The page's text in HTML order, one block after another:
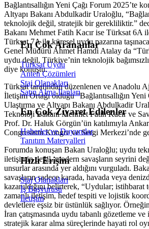
En Çok Arananlar
Türksat Uydu
Anten Çözümleri
Staj Olanakları
Satın Alma İlanları
En Çok Ziyaret Edilenler
Haberler ve Duyurular
Tanıtım Materyalleri
Hızlı Erişim
Staj Olanakları
İş Başvurusu
İletişim
Bağlantısallığın Yeni Çağı Forum 2025’te
Altyapı Bakanı Abdulkadir Uraloğlu,
teknolojik değil, stratejik bir gerekliliktir.”
Bakanı Mehmet Fatih Kacır ise Türksat 6A ile
Türksat 7A ile küresel uydu pazarına
Genel Müdürü Ahmet Hamdi Atalay da
uydu değil, Türkiye’nin teknolojik
diye konuştu.
Türksat tarafından düzenlenen ve Anadolu
İletişim Ortağı olduğu “Bağlantısallığın Yeni
Ulaştırma ve Altyapı Bakanı Abdulkadir
Teknoloji Bakanı Mehmet Fatih Kacır ve
Prof. Dr. Haluk Görgün’ün katılımıyla
Congresium Kongre ve Sergi Merkezi’nde
Forumda konuşan Bakan Uraloğlu; uydu
iletişimin değil, modern savaşların seyrini
unsurlar arasında yer aldığını vurguladı.
savaşların sadece karada, havada veya
kazanıldığını belirterek, “Uydular; istihbarat
zamanlı iletişim, hedef tespiti ve lojistik
devletlere eşsiz bir üstünlük sağlıyor.
İran çatışmasında uydu tabanlı gözetleme
stratejik karar alma süreçlerinde hayati rol